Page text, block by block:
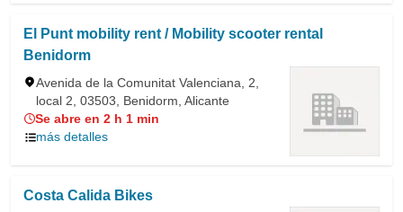
El Punt mobility rent / Mobility scooter rental
Benidorm
Avenida de la Comunitat Valenciana, 2,
local 2, 03503, Benidorm, Alicante
Se abre en 2 h 1 min
más detalles
Costa Calida Bikes